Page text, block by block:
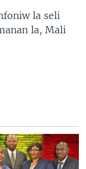
la seli
la, Mali